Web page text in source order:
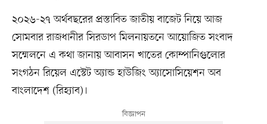
২০২৬-২৭ অর্থবছরের প্রস্তাবিত জাতীয় বাজেট নিয়ে আজ
সোমবার রাজধানীর সিরডাপ মিলনায়তনে আয়োজিত সংবাদ
সম্মেলনে এ কথা জানায় আবাসন খাতের কোম্পানিগুলোর
সংগঠন রিয়েল এস্টেট অ্যান্ড হাউজিং অ্যাসোসিয়েশন অব
বাংলাদেশ (রিহ্যাব)।